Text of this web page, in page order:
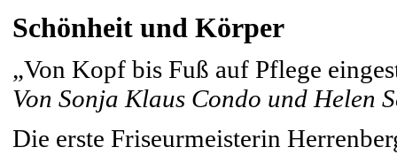
Schönheit und Körper
„Von Kopf bis Fuß auf Pflege
Von Sonja Klaus Condo und Helen
Die erste Friseurmeisterin